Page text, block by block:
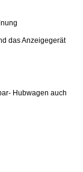
das Anzeigegerät
Hubwagen auch